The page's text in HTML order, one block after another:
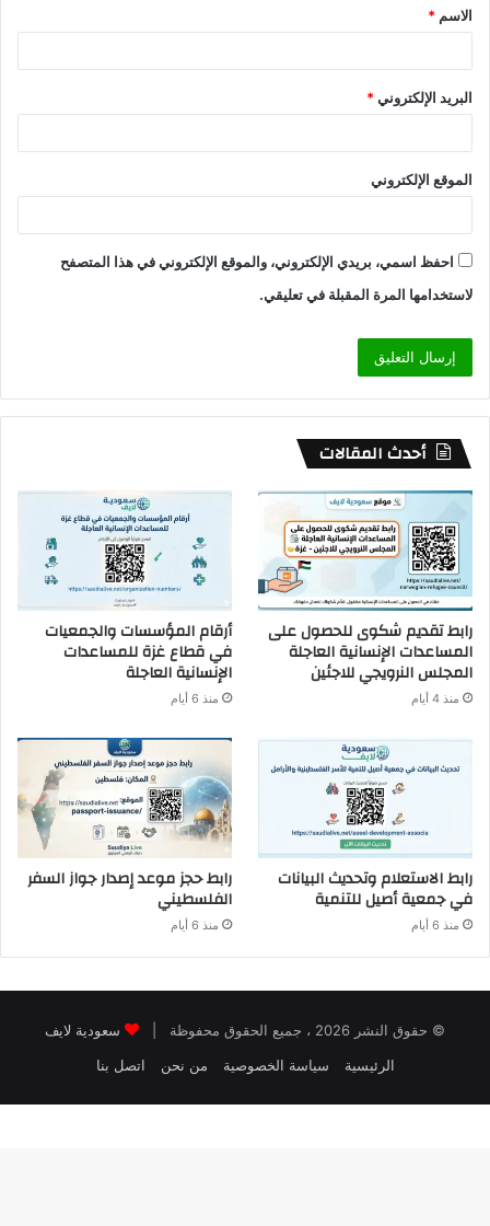
الاسم *
البريد الإلكتروني*
الموقع الإلكتروني
احفظ اسمي، بريدي الإلكتروني، والموقع الإلكتروني في هذا المتصفح
لاستخدامها المرة المقبلة في تعليقي.
أحدث المقالات
رابط تقديم شكوى للحصول على
المساعدات الإنسانية العاجلة
المجلس النرويجي للاجئين
منذ 4 أيام
أرقام المؤسسات والجمعيات
في قطاع غزة للمساعدات
الإنسانية العاجلة
منذ 6 أيام
رابط الاستعلام وتحديث البيانات
في جمعية أصيل للتنمية
منذ 6 أيام
رابط حجز موعد إصدار جواز السفر
الفلسطيني
منذ 6 أيام
© حقوق النشر 2026 ، جميع الحقوق محفوظة |
سعودية لايف
الرئيسية
سياسة الخصوصية من نحن اتصل بنا